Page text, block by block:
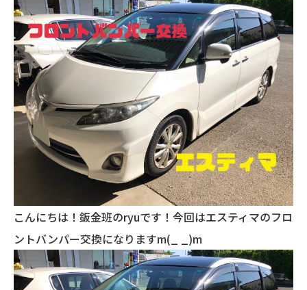
こんにちは！鈑金班のryuです！今回はエスティマのフロ
ントバンパー交換になりますm(_ _)m